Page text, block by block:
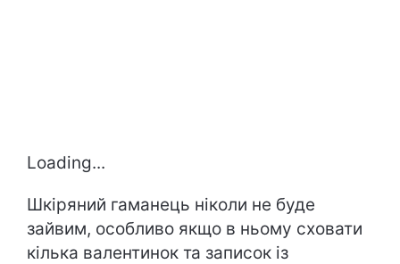
Loading...
Шкіряний гаманець ніколи не буде
зайвим, особливо якщо в ньому сховати
кілька валентинок та записок із